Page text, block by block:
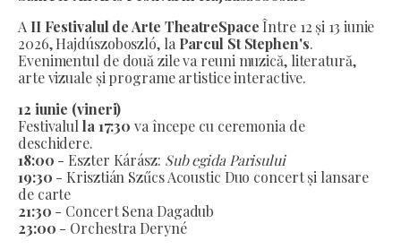
A II Festivalul de Arte TheatreSpaceÎntre 12 și 13 iunie
2026, Hajdúszoboszló, la Parcul St Stephen's.
Evenimentul de două zile va reuni muzică, literatură,
arte vizuale și programe artistice interactive.
12 iunie (vineri)
Festivalul la 17:30 va începe cu ceremonia de
deschidere.
18:00 - Eszter Kárász: Sub egida Parisului
19:30 - Krisztián Szűcs Acoustic Duo concert și lansare
de carte
21:30 - Concert Sena Dagadub
23:00 - Orchestra Deryné